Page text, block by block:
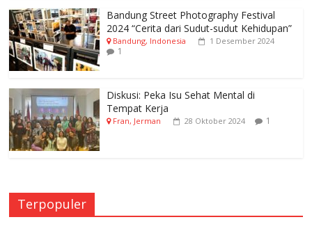
Bandung Street Photography Festival
2024 “Cerita dari Sudut-sudut Kehidupan”
Bandung, Indonesia 1 Desember 2024
1
Diskusi: Peka Isu Sehat Mental di
Tempat Kerja
Fran, Jerman 28 Oktober 2024 1
Terpopuler